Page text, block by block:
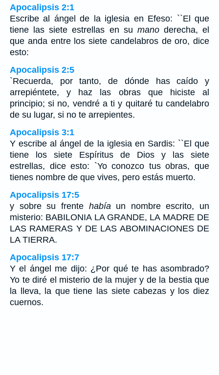
Apocalipsis 2:1
Escribe al ángel de la iglesia en Efeso: ``El que
tiene las siete estrellas en su manoderecha, el
que anda entre los siete candelabros de oro, dice
esto:
Apocalipsis 2:5
`Recuerda, por tanto, de dónde has caído y
arrepiéntete, y haz las obras que hiciste al
principio; si no, vendré a ti y quitaré tu candelabro
de su lugar, si no te arrepientes.
Apocalipsis 3:1
Y escribe al ángel de la iglesia en Sardis: ``El que
tiene los siete Espíritus de Dios y las siete
estrellas, dice esto: `Yo conozco tus obras, que
tienes nombre de que vives, pero estás muerto.
Apocalipsis 17:5
y sobre su frente había un nombre escrito, un
misterio: BABILONIA LA GRANDE, LA MADRE DE
LAS RAMERAS Y DE LAS ABOMINACIONES DE
LA TIERRA.
Apocalipsis 17:7
Y el ángel me dijo: ¿Por qué te has asombrado?
Yo te diré el misterio de la mujer y de la bestia que
la lleva, la que tiene las siete cabezas y los diez
cuernos.